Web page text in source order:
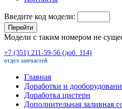
Введите код модели:
Перейти
Модели с таким номером не
+7 (351) 211-59-56 (доб. 114)
отдел запчастей
Главная
Доработки и
Доработка цистерн
Дополнительная заливная